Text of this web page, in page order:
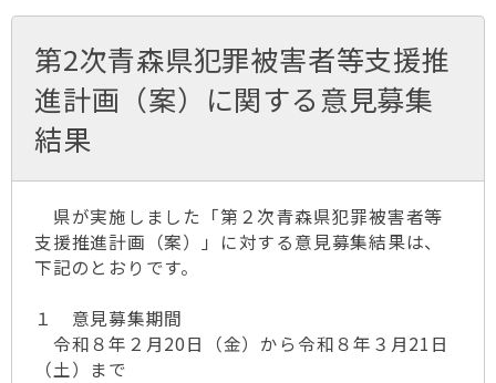
第2次青森県犯罪被害者等支援推
進計画（案）に関する意見募集
結果
県が実施しました「第２次青森県犯罪被害者等
支援推進計画（案）」に対する意見募集結果は、
下記のとおりです。
１ 意見募集期間
令和８年２月20日（金）から令和８年３月21日
（土）まで